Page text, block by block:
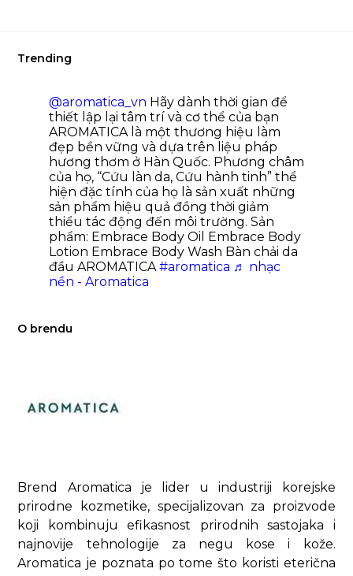
Trending
@aromatica_vn Hãy dành thời gian để
thiết lập lại tâm trí và cơ thể của bạn
AROMATICA là một thương hiệu làm
đẹp bền vững và dựa trên liệu pháp
hương thơm ở Hàn Quốc. Phương châm
của họ, “Cứu làn da, Cứu hành tinh” thể
hiện đặc tính của họ là sản xuất những
sản phẩm hiệu quả đồng thời giảm
thiểu tác động đến môi trường. Sản
phẩm: Embrace Body Oil Embrace Body
Lotion Embrace Body Wash Bàn chải da
đầu AROMATICA#aromatica ♬ nhạc
nền - Aromatica
O brendu
Brend Aromatica je lider u industriji korejske
prirodne kozmetike, specijalizovan za proizvode
koji kombinuju efikasnost prirodnih sastojaka i
najnovije tehnologije za negu kose i kože.
Aromatica je poznata po tome što koristi eterična